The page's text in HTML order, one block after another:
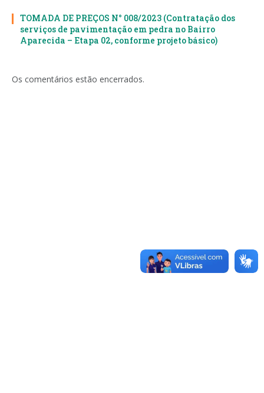
TOMADA DE PREÇOS N° 008/2023 (Contratação dos
serviços de pavimentação em pedra no Bairro
Aparecida – Etapa 02, conforme projeto básico)
Os comentários estão encerrados.